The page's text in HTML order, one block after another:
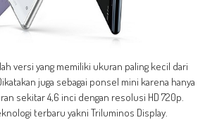
versi yang memiliki ukuran paling kecil dari
juga sebagai ponsel mini karena hanya
sekitar 4,6 inci dengan resolusi HD 720p.
terbaru yakni Triluminos Display.